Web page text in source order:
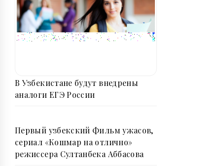
В Узбекистане будут внедрены
аналоги ЕГЭ России
Первый узбекский Фильм ужасов,
сериал «Кошмар на отлично»
режиссера Султанбека Аббасова